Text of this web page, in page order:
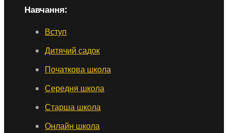
Навчання:
Вступ
Дитячий садок
Початкова школа
Середня школа
Старша школа
Онлайн школа